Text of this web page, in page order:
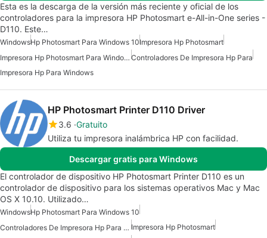
Esta es la descarga de la versión más reciente y oficial de los
controladores para la impresora HP Photosmart e-All-in-One series -
D110. Este…
WindowsHp Photosmart Para Windows 10Impresora Hp Photosmart
Impresora Hp Photosmart Para Windows 7 Controladores De Impresora Hp Para
Impresora Hp Para Windows
HP Photosmart Printer D110 Driver
3.6 Gratuito
Utiliza tu impresora inalámbrica HP con facilidad.
Descargar gratis para Windows
El controlador de dispositivo HP Photosmart Printer D110 es un
controlador de dispositivo para los sistemas operativos Mac y Mac
OS X 10.10. Utilizado…
WindowsHp Photosmart Para Windows 10
Controladores De Impresora Hp Para Windows Impresora Hp Photosmart